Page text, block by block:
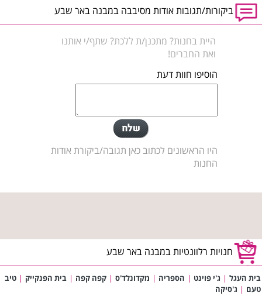
ביקורות/תגובות אודות מסיבבה במבנה באר שבע
היית בחנות? מתכנן/ת ללכת? שתף/י אותנו
ואת החברים!
הוסיפו חוות דעת
היו הראשונים לכתוב כאן תגובה/ביקורת אודות
החנות
חנויות רלוונטיות במבנה באר שבע
בית העגל | ג'י פוינט | הספריה | מקדונלד'ס | קפה קפה | בית הפנקייק | טיב
טעם | ג'סיקה